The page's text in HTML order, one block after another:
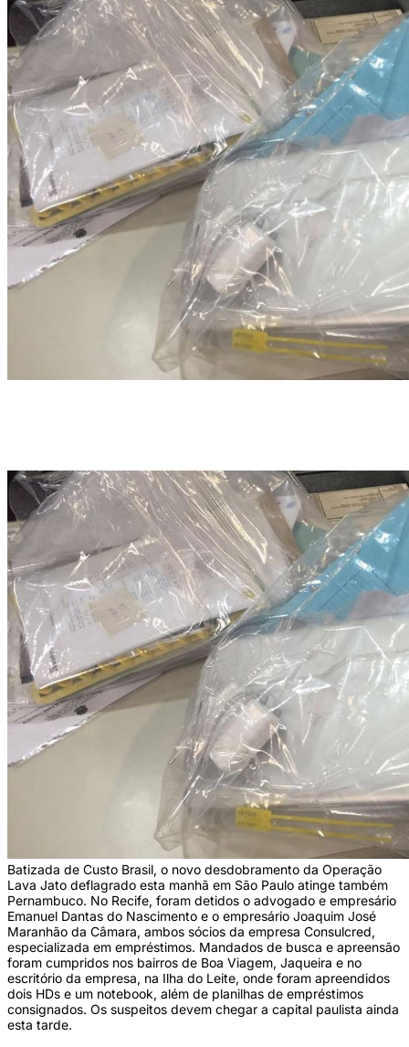
Batizada de Custo Brasil, o novo desdobramento da Operação
Lava Jato deflagrado esta manhã em São Paulo atinge também
Pernambuco. No Recife, foram detidos o advogado e empresário
Emanuel Dantas do Nascimento e o empresário Joaquim José
Maranhão da Câmara, ambos sócios da empresa Consulcred,
especializada em empréstimos. Mandados de busca e apreensão
foram cumpridos nos bairros de Boa Viagem, Jaqueira e no
escritório da empresa, na Ilha do Leite, onde foram apreendidos
dois HDs e um notebook, além de planilhas de empréstimos
consignados. Os suspeitos devem chegar a capital paulista ainda
esta tarde.